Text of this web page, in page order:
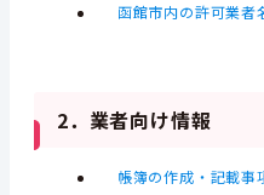
函館市内の許可業者
2．業者向け情報
帳簿の作成・記載事